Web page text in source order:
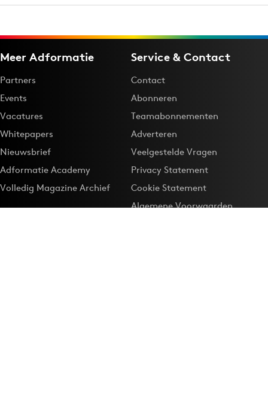
Meer Adformatie
Partners
Events
Vacatures
Whitepapers
Nieuwsbrief
Adformatie Academy
Volledig Magazine Archief
Service & Contact
Contact
Abonneren
Teamabonnementen
Adverteren
Veelgestelde Vragen
Privacy Statement
Cookie Statement
Algemene Voorwaarden